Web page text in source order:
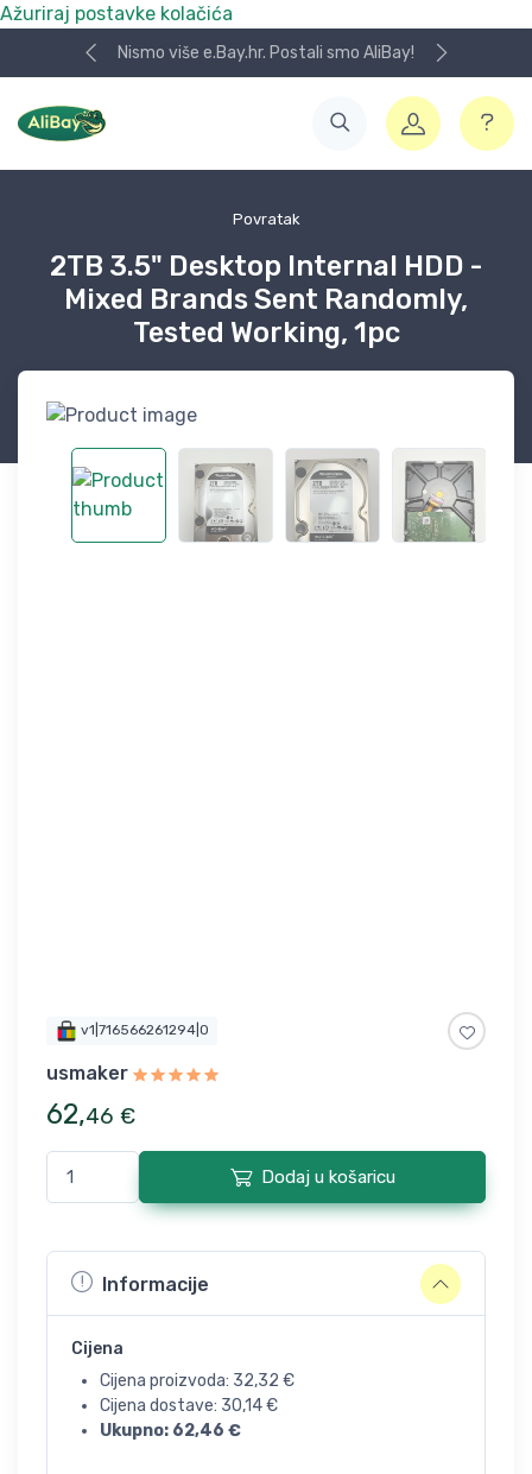
Ažuriraj postavke kolačića
Nismo više e.Bay.hr. Postali smo AliBay!
Povratak
2TB 3.5" Desktop Internal HDD -
Mixed Brands Sent Randomly,
Tested Working, 1pc
v1|716566261294|0
usmaker
62,46 €
Dodaj u košaricu
Informacije
Cijena
Cijena proizvoda: 32,32 €
Cijena dostave: 30,14€
Ukupno: 62,46 €